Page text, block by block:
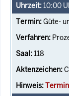
10:00
Güte-
118